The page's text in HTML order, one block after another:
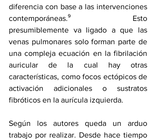
diferencia con base a las intervenciones
contemporáneas.⁹ Esto
presumiblemente va ligado a que las
venas pulmonares solo forman parte de
una compleja ecuación en la fibrilación
auricular de la cual hay otras
características, como focos ectópicos de
activación adicionales o sustratos
fibróticos en la aurícula izquierda.
Según los autores queda un arduo
trabajo por realizar. Desde hace tiempo